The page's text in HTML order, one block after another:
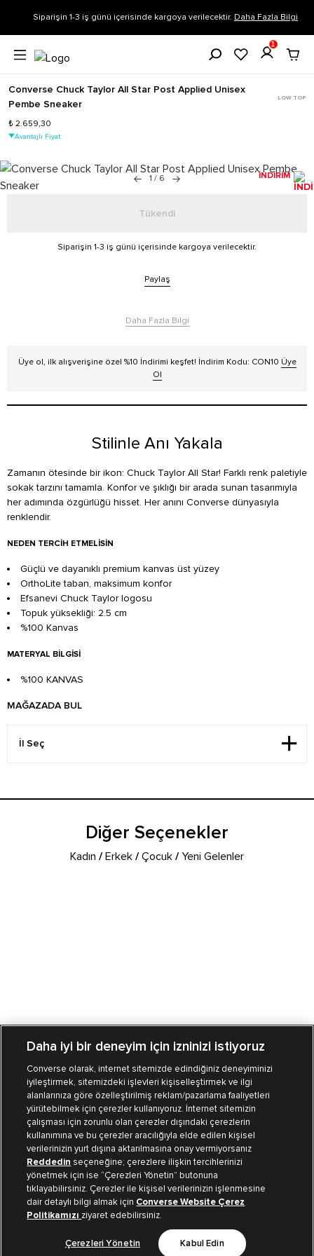
Siparişin 1-3 iş günü içerisinde kargoya verilecektir.Daha Fazla Bilgi
1
Converse Chuck Taylor All Star Post Applied Unisex
Pembe Sneaker
LOW TOP
₺ 2.659,30
Avantajlı Fiyat
1 / 6 İNDİRİM
Tükendi
Siparişin 1-3 iş günü içerisinde kargoya verilecektir.
Paylaş
Daha Fazla Bilgi
Üye ol, ilk alışverişine özel %10 İndirimi keşfet! İndirim Kodu: CON10 Üye
Ol
Stilinle Anı Yakala
Zamanın ötesinde bir ikon: Chuck Taylor All Star! Farklı renk paletiyle
sokak tarzını tamamla. Konfor ve şıklığı bir arada sunan tasarımıyla
her adımında özgürlüğü hisset. Her anını Converse dünyasıyla
renklendir.
NEDEN TERCIH ETMELISIN
Güçlü ve dayanıklı premium kanvas üst yüzey
OrthoLite taban, maksimum konfor
Efsanevi Chuck Taylor logosu
Topuk yüksekliği: 2.5 cm
%100 Kanvas
MATERYAL BILGISI
%100 KANVAS
MAĞAZADA BUL
Diğer Seçenekler
Kadın /Erkek /Çocuk /Yeni Gelenler
Mağazalarımız Sipariş Takibi
Müşteri İlişkileri
Koleksiyon
Kurumsal
Bizi Takip Et
Daha iyi bir deneyim için izninizi istiyoruz
Converse olarak, internet sitemizde edindiğiniz deneyiminizi
iyileştirmek, sitemizdeki işlevleri kişiselleştirmek ve ilgi
alanlarınıza göre özelleştirilmiş reklam/pazarlama faaliyetleri
yürütebilmek için çerezler kullanıyoruz. İnternet sitemizin
çalışması için zorunlu olan çerezler dışındaki çerezlerin
kullanımına ve bu çerezler aracılığıyla elde edilen kişisel
verilerinizin yurt dışına aktarılmasına onay vermiyorsanız
Reddedin seçeneğine; çerezlere ilişkin tercihlerinizi
yönetmek için ise “Çerezleri Yönetin” butonuna
tıklayabilirsiniz. Çerezler ile kişisel verilerinizin işlenmesine
dair detaylı bilgi almak için Converse Website Çerez
Politikamızı ziyaret edebilirsiniz.
Çerezleri Yönetin Kabul Edin